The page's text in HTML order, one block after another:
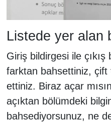
Listede yer alan
Giriş bildirgesi ile
farktan bahsettiniz, çift
ettiniz. Biraz açar
açıktan bölümdeki
bahsediyorsunuz, ne